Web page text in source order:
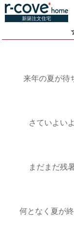
新築注文住宅
来年の夏が待
さていよい
まだまだ残
何となく夏が